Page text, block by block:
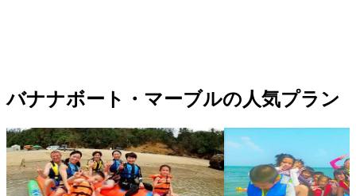
バナナボート・マーブルの人気プラン